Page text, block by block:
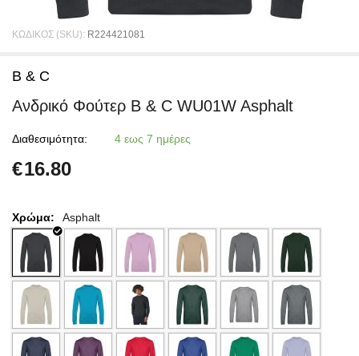
ΚΩΔΙΚΟΣ (SKU): R224421081
B & C
Ανδρικό Φούτερ B & C WU01W Asphalt
Διαθεσιμότητα: 4 εως 7 ημέρες
€16.80
Χρώμα: Asphalt